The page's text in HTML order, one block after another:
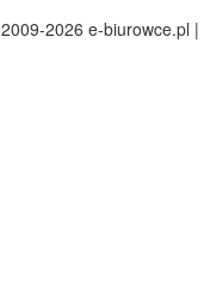
2026 e-biurowce.pl |